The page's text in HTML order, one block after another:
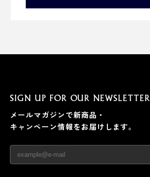
SIGN UP FOR OUR NEWSLETTER
メールマガジンで新商品・
キャンペーン情報をお届けします。